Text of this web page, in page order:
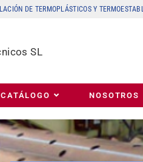
DE TERMOPLÁSTICOS Y
CATÁLOGO NOSOTROS